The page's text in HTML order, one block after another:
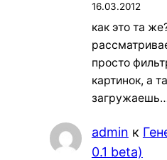
16.03.2012
как это та
просто
картинок, а
admin к
0.1 beta)